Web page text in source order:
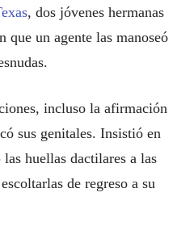
, dos jóvenes hermanas
que un agente las manoseó
incluso la afirmación
sus genitales. Insistió en
huellas dactilares a las
de regreso a su